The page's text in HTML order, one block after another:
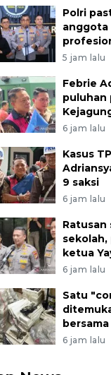
Polri
anggota
5 jam lalu
Febrie
puluhan
6 jam lalu
Kasus
9 saksi
6 jam lalu
ketua
6 jam lalu
Satu
6 jam lalu